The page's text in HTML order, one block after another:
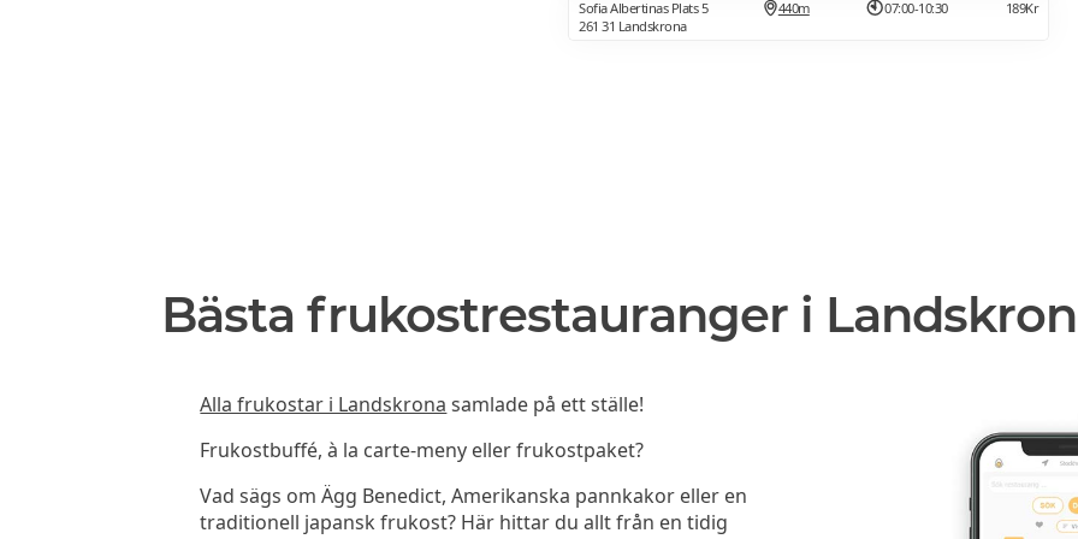
Sofia Albertinas Plats 5
261 31 Landskrona
440m 07:00-10:30 189Kr
Bästa frukostrestauranger i
Alla frukostar i Landskrona samlade på ett ställe!
Frukostbuffé, à la carte-meny eller frukostpaket?
Vad sägs om Ägg Benedict, Amerikanska pannkakor eller en
traditionell japansk frukost? Här hittar du allt från en tidig